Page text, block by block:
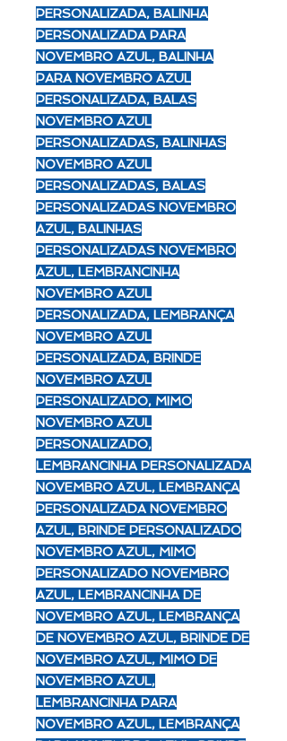
PERSONALIZADA, BALINHA
PERSONALIZADA PARA
NOVEMBRO AZUL, BALINHA
PARA NOVEMBRO AZUL
PERSONALIZADA, BALAS
NOVEMBRO AZUL
PERSONALIZADAS, BALINHAS
NOVEMBRO AZUL
PERSONALIZADAS, BALAS
PERSONALIZADAS NOVEMBRO
AZUL, BALINHAS
PERSONALIZADAS NOVEMBRO
AZUL, LEMBRANCINHA
NOVEMBRO AZUL
PERSONALIZADA, LEMBRANÇA
NOVEMBRO AZUL
PERSONALIZADA, BRINDE
NOVEMBRO AZUL
PERSONALIZADO, MIMO
NOVEMBRO AZUL
PERSONALIZADO,
LEMBRANCINHA PERSONALIZADA
NOVEMBRO AZUL, LEMBRANÇA
PERSONALIZADA NOVEMBRO
AZUL, BRINDE PERSONALIZADO
NOVEMBRO AZUL, MIMO
PERSONALIZADO NOVEMBRO
AZUL, LEMBRANCINHA DE
NOVEMBRO AZUL, LEMBRANÇA
DE NOVEMBRO AZUL, BRINDE DE
NOVEMBRO AZUL, MIMO DE
NOVEMBRO AZUL,
LEMBRANCINHA PARA
NOVEMBRO AZUL, LEMBRANÇA